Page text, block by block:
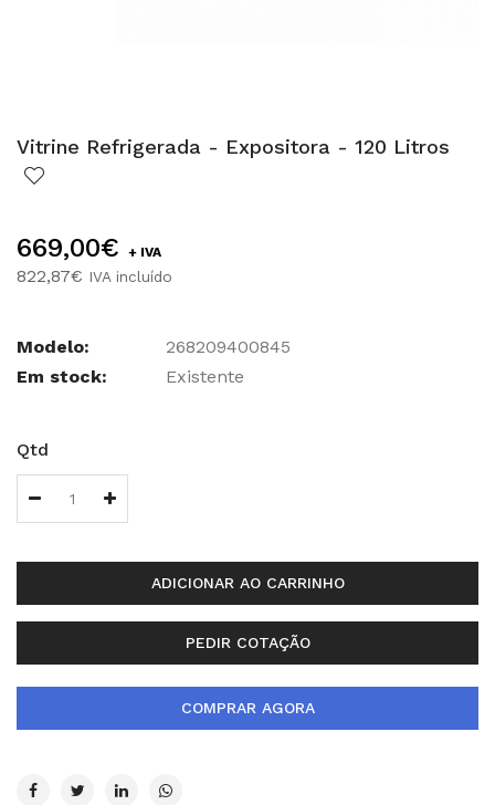
Vitrine Refrigerada - Expositora - 120 Litros
669,00€ + IVA
822,87€ IVA incluído
Modelo:
268209400845
Em stock:
Existente
Qtd
ADICIONAR AO CARRINHO
PEDIR COTAÇÃO
COMPRAR AGORA